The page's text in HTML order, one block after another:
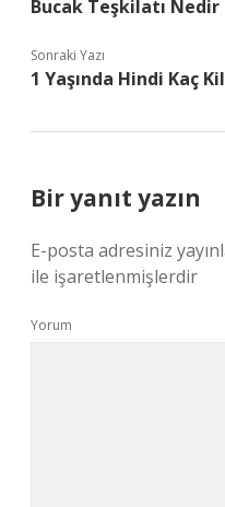
Bucak Teşkilatı Nedir
Sonraki Yazı
1 Yaşında Hindi Kaç
Bir yanıt yazın
E-posta adresiniz
ile işaretlenmişlerdir
Yorum